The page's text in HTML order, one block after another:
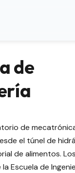
de
de
el túnel de
de alimentos. Los
Escuela de